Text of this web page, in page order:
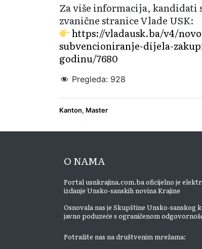
Za više informacija, kandidati
zvanične stranice Vlade USK:
https://vladausk.ba/v4/
subvencioniranje-dijela-
godinu/7680
Pregleda: 928
Kanton, Master
O NAMA
Portal usnkrajina.com.ba oficijelno je
izdanje Unsko-sanskih novina Krajine
Osnovala nas je Skupštine Unsko-sanskog
javno poduzeće s ograničenom
Potražite nas na društvenim mrežama: